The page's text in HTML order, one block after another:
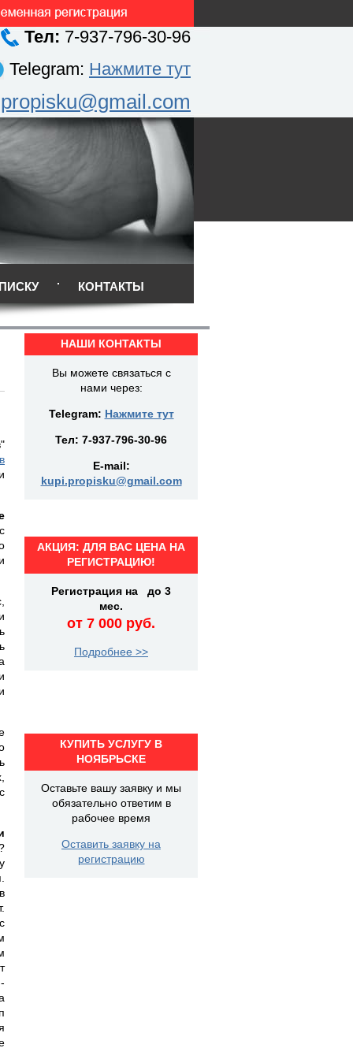
Тел: 7-937-796-30-96
Telegram: Нажмите тут
КОНТАКТЫ
НАШИ КОНТАКТЫ
Вы можете связаться с
нами через:
Telegram: Нажмите тут
Тел: 7-937-796-30-96
E-mail:
kupi.propisku@gmail.com
АКЦИЯ: ДЛЯ ВАС ЦЕНА НА
РЕГИСТРАЦИЮ!
Регистрация на до 3
мес.
от 7 000 руб.
Подробнее >>
КУПИТЬ УСЛУГУ В
НОЯБРЬСКЕ
Оставьте вашу заявку и мы
обязательно ответим в
рабочее время
Оставить заявку на
регистрацию